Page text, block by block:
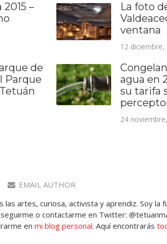
–
La foto
ventana
12 diciembre,
de
Parque
agua en
su tarifa
24
EMAIL AUTHOR
las artes, curiosa, activista y aprendiz. Soy la
o contactarme en Twitter:
en mi blog personal. Aquí encontrarás